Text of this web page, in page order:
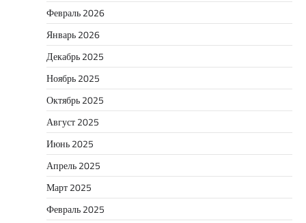
Февраль 2026
Январь 2026
Декабрь 2025
Ноябрь 2025
Октябрь 2025
Август 2025
Июнь 2025
Апрель 2025
Март 2025
Февраль 2025